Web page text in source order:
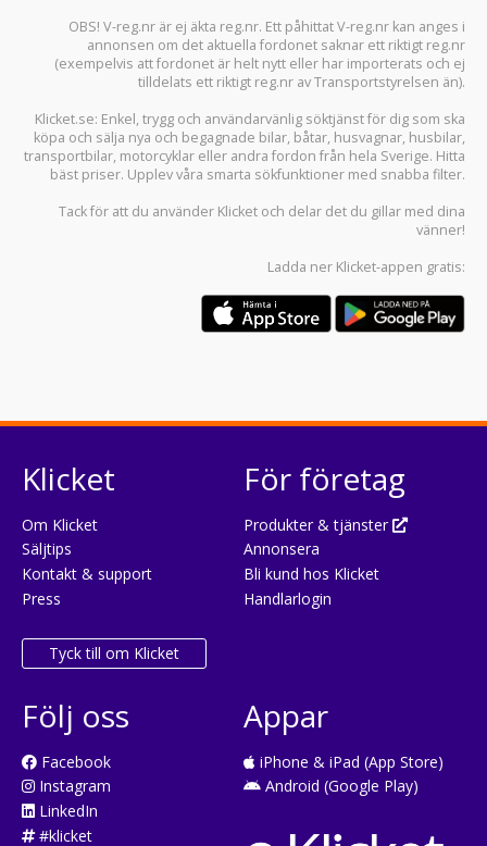
OBS! V-reg.nr är ej äkta reg.nr. Ett påhittat V-reg.nr kan anges i
annonsen om det aktuella fordonet saknar ett riktigt reg.nr
(exempelvis att fordonet är helt nytt eller har importerats och ej
tilldelats ett riktigt reg.nr av Transportstyrelsen än).
Klicket.se: Enkel, trygg och användarvänlig söktjänst för dig som ska
köpa och sälja nya och begagnade bilar, båtar, husvagnar, husbilar,
transportbilar, motorcyklar eller andra fordon från hela Sverige. Hitta
bäst priser. Upplev våra smarta sökfunktioner med snabba filter.
Tack för att du använder Klicket och delar det du gillar med dina
vänner!
Ladda ner Klicket-appen gratis:
Klicket
Om Klicket
Säljtips
Kontakt & support
Press
Tyck till om Klicket
För företag
Produkter & tjänster
Annonsera
Bli kund hos Klicket
Handlarlogin
Följ oss
Facebook
Instagram
LinkedIn
#klicket
Appar
iPhone & iPad (App Store)
Android (Google Play)